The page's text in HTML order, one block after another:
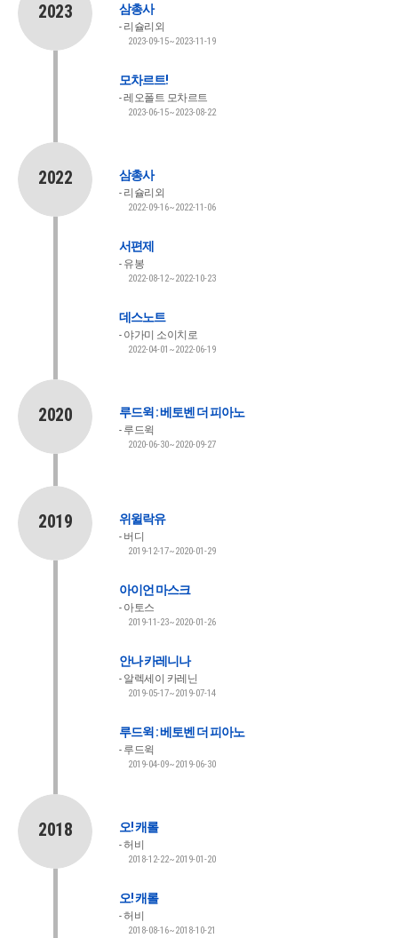
2023 삼총사
리슐리외
2023-09-15~2023-11-19
모차르트!
레오폴트 모차르트
2023-06-15~2023-08-22
2022 삼총사
리슐리외
2022-09-16~2022-11-06
서편제
유봉
2022-08-12~2022-10-23
데스노트
야가미 소이치로
2022-04-01~2022-06-19
2020 루드윅 : 베토벤 더 피아노
루드윅
2020-06-30~2020-09-27
2019 위윌락유
버디
2019-12-17~2020-01-29
아이언 마스크
아토스
2019-11-23~2020-01-26
안나 카레니나
알렉세이 카레닌
2019-05-17~2019-07-14
루드윅 : 베토벤 더 피아노
루드윅
2019-04-09~2019-06-30
2018 오! 캐롤
허비
2018-12-22~2019-01-20
오! 캐롤
허비
2018-08-16~2018-10-21